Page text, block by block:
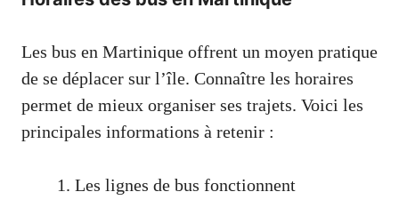
Les bus en Martinique offrent un moyen pratique
de se déplacer sur l’île. Connaître les horaires
permet de mieux organiser ses trajets. Voici les
principales informations à retenir :
Les lignes de bus fonctionnent